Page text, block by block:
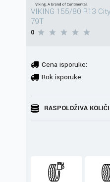
VIKING 155/80 R13
79T
0
Cena isporuke:
Rok isporuke:
RASPOLOŽIVA